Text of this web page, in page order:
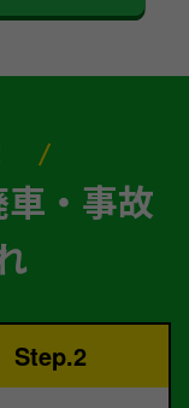
・事故
Step.2